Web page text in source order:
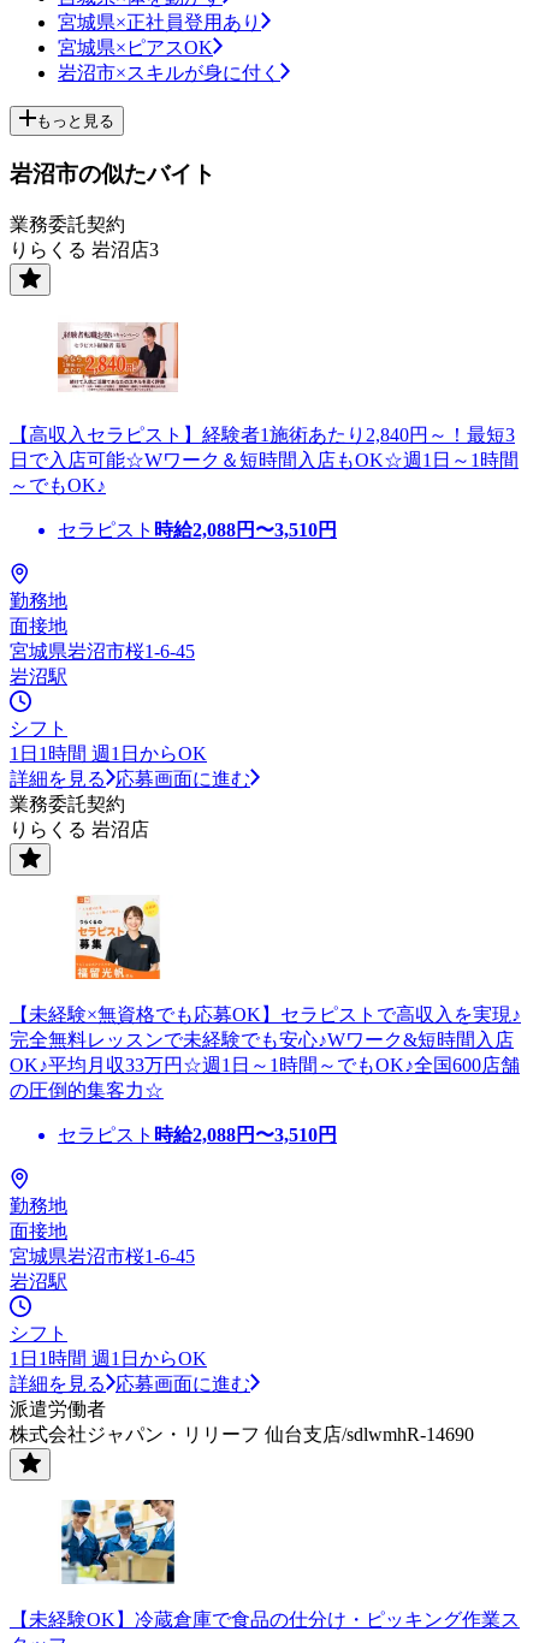
宮城県×正社員登用あり
宮城県×ピアスOK
岩沼市×スキルが身に付く
もっと見る
岩沼市の似たバイト
業務委託契約
りらくる 岩沼店3
【高収入セラピスト】経験者1施術あたり2,840円～！最短3
日で入店可能☆Wワーク＆短時間入店もOK☆週1日～1時間
～でもOK♪
セラピスト 時給2,088円〜3,510円
勤務地
面接地
宮城県岩沼市桜1-6-45
岩沼駅
シフト
1日1時間 週1日からOK
詳細を見る
応募画面に進む
業務委託契約
りらくる 岩沼店
【未経験×無資格でも応募OK】セラピストで高収入を実現♪
完全無料レッスンで未経験でも安心♪Wワーク&短時間入店
OK♪平均月収33万円☆週1日～1時間～でもOK♪全国600店舗
の圧倒的集客力☆
セラピスト 時給2,088円〜3,510円
勤務地
面接地
宮城県岩沼市桜1-6-45
岩沼駅
シフト
1日1時間 週1日からOK
詳細を見る
応募画面に進む
派遣労働者
株式会社ジャパン・リリーフ 仙台支店/sdlwmhR-14690
【未経験OK】冷蔵倉庫で食品の仕分け・ピッキング作業ス